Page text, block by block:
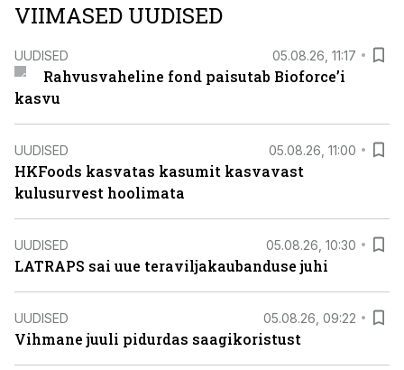
VIIMASED UUDISED
UUDISED 05.08.26, 11:17
Rahvusvaheline fond paisutab Bioforce’i
kasvu
UUDISED 05.08.26, 11:00
HKFoods kasvatas kasumit kasvavast
kulusurvest hoolimata
UUDISED 05.08.26, 10:30
LATRAPS sai uue teraviljakaubanduse juhi
UUDISED 05.08.26, 09:22
Vihmane juuli pidurdas saagikoristust